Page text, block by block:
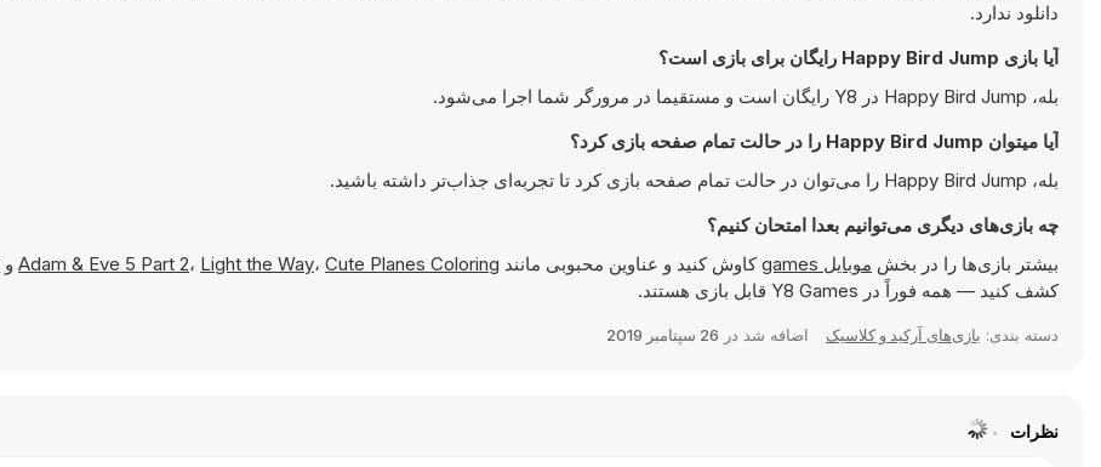
دانلود ندارد.
آیا بازی Happy Bird Jump رایگان برای بازی است؟
بله، Happy Bird Jump در Y8 رایگان است و مستقیما در مرورگر شما اجرا می‌شود.
آیا میتوان Happy Bird Jump را در حالت تمام صفحه بازی کرد؟
بله، Happy Bird Jump را می‌توان در حالت تمام صفحه بازی کرد تا تجربه‌ای جذاب‌تر داشته باشید.
چه بازی‌های دیگری می‌توانیم بعدا امتحان کنیم؟
بیشتر بازی‌ها را در بخش موبایل games کاوش کنید و عناوین محبوبی مانند Adam & Eve 5 Part 2، Light the Way، Cute Planes Coloring و
کشف کنید — همه فوراً در Y8 Games قابل بازی هستند.
دسته بندی: بازی‌های آرکید و کلاسیک اضافه شد در 26 سپتامبر 2019
نظرات